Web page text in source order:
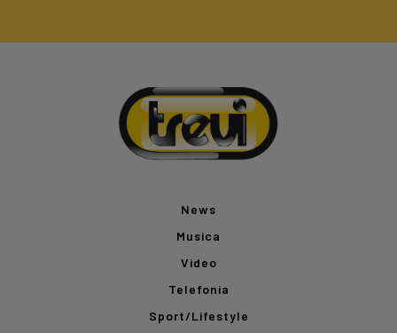
News
Musica
Video
Telefonia
Sport/Lifestyle